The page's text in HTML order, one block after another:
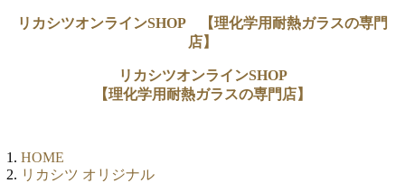
リカシツオンラインSHOP 【理化学用耐熱ガラスの専門
店】
リカシツオンラインSHOP
【理化学用耐熱ガラスの専門店】
HOME
リカシツ オリジナル